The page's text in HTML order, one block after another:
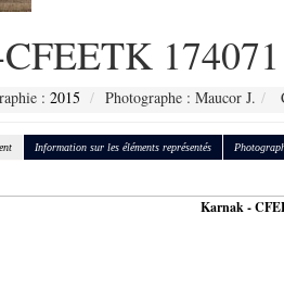
174071
: 2015 Photographe : Maucor J.
Information sur les éléments représentés